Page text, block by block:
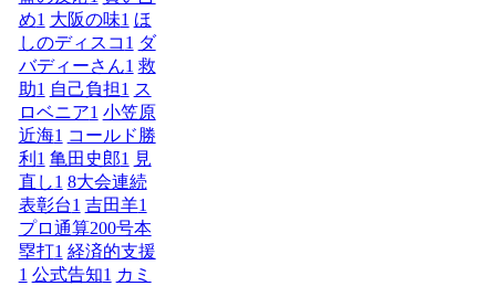
め1 大阪の味1 ほ
しのディスコ 1 ダ
バディーさん1 救
助1 自己負担1 ス
ロベニア1 小笠原
近海1 コールド勝
利 1 亀田史郎1 見
直し1 8大会連続
表彰台1 吉田羊1
プロ通算200号本
塁打1 経済的支援
1 公式告知1 カミ